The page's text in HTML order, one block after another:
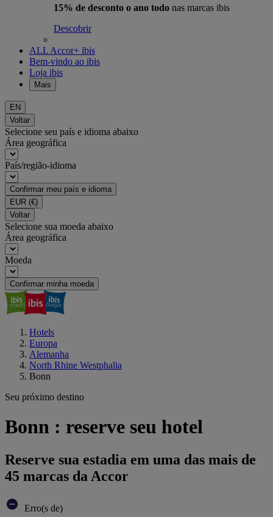
15% de desconto o ano todo nas marcas ibis
Descobrir
ALL Accor+ ibis
Bem-vindo ao ibis
Loja ibis
Mais
EN
Voltar
Selecione seu país e idioma abaixo
Área geográfica
País/região-idioma
Confirmar meu país e idioma
EUR (€)
Voltar
Selecione sua moeda abaixo
Área geográfica
Moeda
Confirmar minha moeda
Hotels
Europa
Alemanha
North Rhine Westphalia
Bonn
Seu próximo destino
Bonn : reserve seu hotel
Reserve sua estadia em uma das mais de
45 marcas da Accor
Erro(s de)